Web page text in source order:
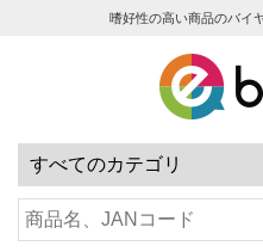
嗜好性の高い商品のバイ